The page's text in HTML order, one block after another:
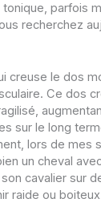
parfois
recherchez
creuse le dos
Ce dos
sur le long
lors de mes
un cheval
cavalier sur
raide ou